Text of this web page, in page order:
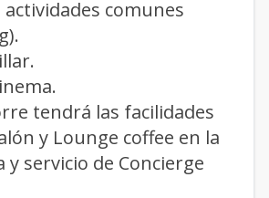
actividades comunes
tendrá las facilidades
y Lounge coffee en la
y servicio de Concierge